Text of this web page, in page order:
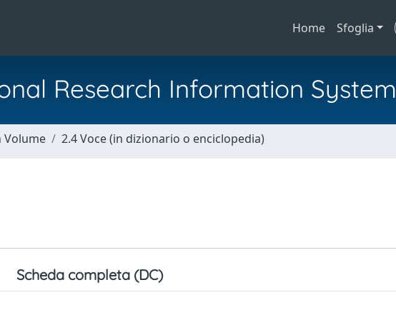
Home Sfoglia
Research Information System
Volume 2.4 Voce (in dizionario o enciclopedia)
Scheda completa (DC)